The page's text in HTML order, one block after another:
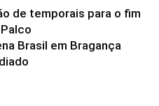
de temporais para o fim
Brasil em Bragança